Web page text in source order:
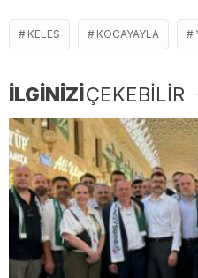
KELES KOCAYAYLA
İLGİNİZİÇEKEBİLİR